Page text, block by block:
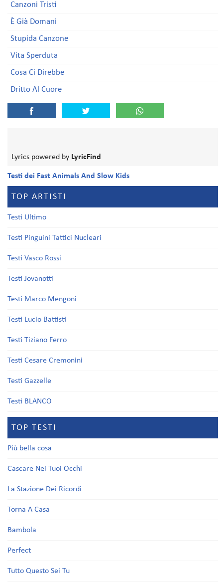
Canzoni Tristi
È Già Domani
Stupida Canzone
Vita Sperduta
Cosa Ci Direbbe
Dritto Al Cuore
Lyrics powered by LyricFind
Testi dei Fast Animals And Slow Kids
TOP ARTISTI
Testi Ultimo
Testi Pinguini Tattici Nucleari
Testi Vasco Rossi
Testi Jovanotti
Testi Marco Mengoni
Testi Lucio Battisti
Testi Tiziano Ferro
Testi Cesare Cremonini
Testi Gazzelle
Testi BLANCO
TOP TESTI
Più bella cosa
Cascare Nei Tuoi Occhi
La Stazione Dei Ricordi
Torna A Casa
Bambola
Perfect
Tutto Questo Sei Tu